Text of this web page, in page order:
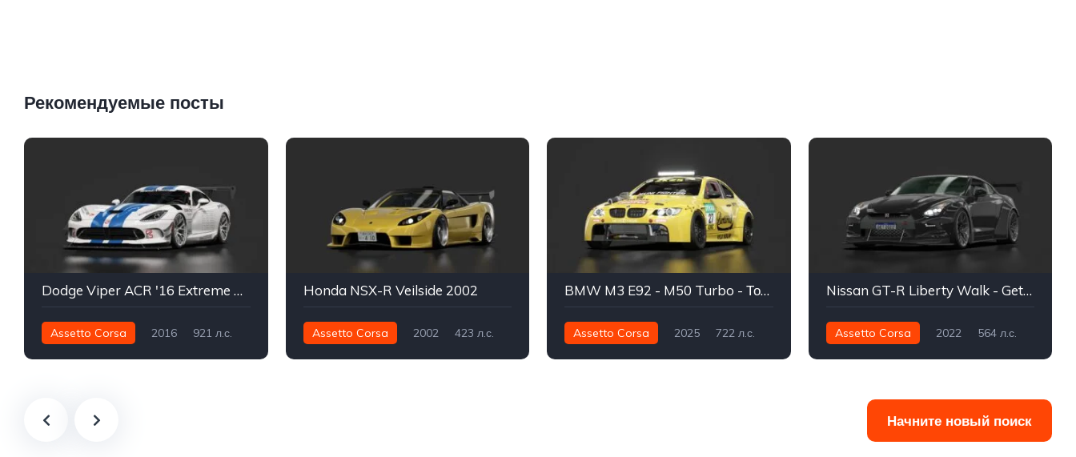
Рекомендуемые посты
Dodge Viper ACR '16 Extreme Package | SWRVN '17
Assetto Corsa 2016
921 л.с.
Honda NSX-R Veilside 2002
Assetto Corsa 2002
423 л.с.
BMW M3 E92 - M50 Turbo - Тони Муниврана
Assetto Corsa 2025
722 л.с.
Nissan GT-R Liberty Walk - GetTurbo (FAST) [TEST]
Assetto Corsa 2022
564 л.с.
Начните новый поиск